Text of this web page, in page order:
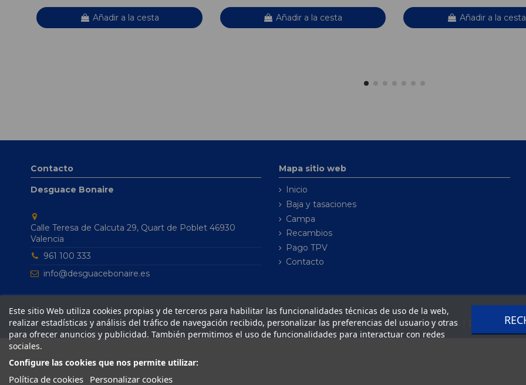
Añadir a la cesta Añadir a la cesta Añadir a la cesta
Contacto
Desguace Bonaire
Calle Teresa de Calcuta 29, Quart de Poblet 46930
Valencia
961 100 333
info@desguacebonaire.es
Mapa sitio web
Inicio
Baja y tasaciones
Campa
Recambios
Pago TPV
Contacto
Este sitio Web utiliza cookies propias y de terceros para habilitar las funcionalidades técnicas de uso de la web,
realizar estadísticas y análisis del tráfico de navegación recibido, personalizar las preferencias del usuario y otras
para ofrecer anuncios y publicidad. También permitimos el uso de funcionalidades para interactuar con redes
sociales.
Configure las cookies que nos permite utilizar:
Política de cookies Personalizar cookies
© 2024 Desguace Bonaire, S.L. Todos los derechos reservados | Desarrollado